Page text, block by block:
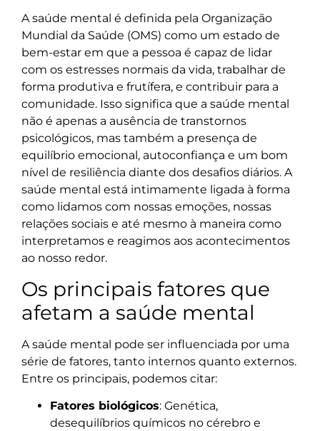
A saúde mental é definida pela Organização
Mundial da Saúde (OMS) como um estado de
bem-estar em que a pessoa é capaz de lidar
com os estresses normais da vida, trabalhar de
forma produtiva e frutífera, e contribuir para a
comunidade. Isso significa que a saúde mental
não é apenas a ausência de transtornos
psicológicos, mas também a presença de
equilíbrio emocional, autoconfiança e um bom
nível de resiliência diante dos desafios diários. A
saúde mental está intimamente ligada à forma
como lidamos com nossas emoções, nossas
relações sociais e até mesmo à maneira como
interpretamos e reagimos aos acontecimentos
ao nosso redor.
Os principais fatores que
afetam a saúde mental
A saúde mental pode ser influenciada por uma
série de fatores, tanto internos quanto externos.
Entre os principais, podemos citar:
Fatores biológicos: Genética,
desequilíbrios químicos no cérebro e